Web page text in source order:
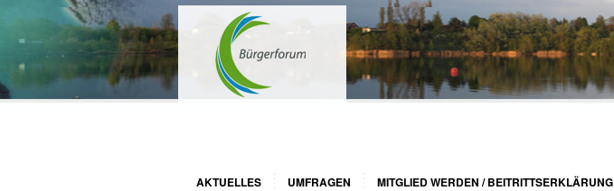
AKTUELLES UMFRAGEN MITGLIED WERDEN / BEITRITTSERKLÄRUNG